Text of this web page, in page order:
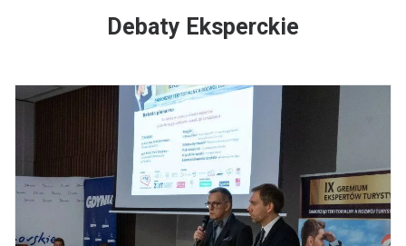
Debaty Eksperckie